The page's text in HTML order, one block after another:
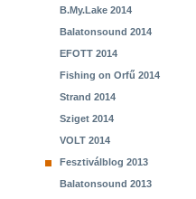
B.My.Lake 2014
Balatonsound 2014
EFOTT 2014
Fishing on Orfű 2014
Strand 2014
Sziget 2014
VOLT 2014
Fesztiválblog 2013
Balatonsound 2013